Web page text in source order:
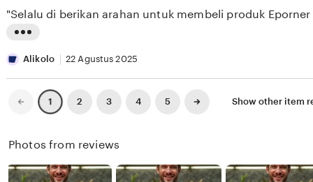
E
E
E
e
b
y
I
X
n
r
e
b
5
stars
i
s
r
"Selalu di berikan arahan untuk membeli produk Eporner
Alikolo 22 Agustus 2025
Previous
page
1 2 3 4 5
Next
page
Show other item
Photos from reviews